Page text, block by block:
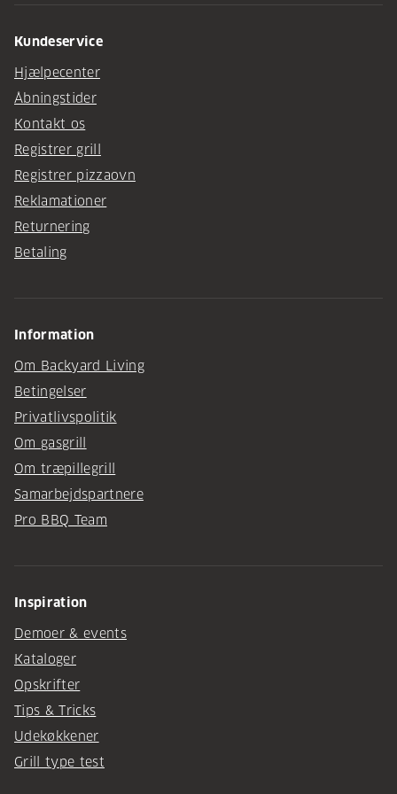
Kundeservice
Hjælpecenter
Åbningstider
Kontakt os
Registrer grill
Registrer pizzaovn
Reklamationer
Returnering
Betaling
Information
Om Backyard Living
Betingelser
Privatlivspolitik
Om gasgrill
Om træpillegrill
Samarbejdspartnere
Pro BBQ Team
Inspiration
Demoer & events
Kataloger
Opskrifter
Tips & Tricks
Udekøkkener
Grill type test